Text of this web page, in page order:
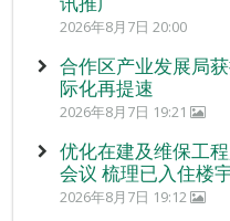
2026年8月7日 20:00
合作区产业发展局
际化再提速
2026年8月7日 19:21
优化在建及维保工
会议 梳理已入住楼
2026年8月7日 19:12